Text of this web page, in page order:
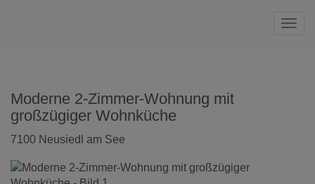
Moderne 2-Zimmer-Wohnung mit
großzügiger Wohnküche
7100 Neusiedl am See